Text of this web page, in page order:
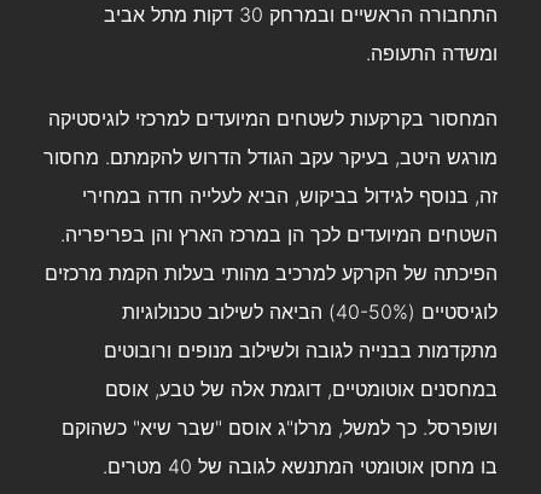
התחבורה הראשיים ובמרחק 30 דקות מתל אביב
ומשדה התעופה.
המחסור בקרקעות לשטחים המיועדים למרכזי לוגיסטיקה
מורגש היטב, בעיקר עקב הגודל הדרוש להקמתם. מחסור
זה, בנוסף לגידול בביקוש, הביא לעלייה חדה במחירי
השטחים המיועדים לכך הן במרכז הארץ והן בפריפריה.
הפיכתה של הקרקע למרכיב מהותי בעלות הקמת מרכזים
לוגיסטיים (40-50%) הביאה לשילוב טכנולוגיות
מתקדמות בבנייה לגובה ולשילוב מנופים ורובוטים
במחסנים אוטומטיים, דוגמת אלה של טבע, אוסם
ושופרסל. כך למשל, מרלו"ג אוסם "שבר שיא" כשהוקם
בו מחסן אוטומטי המתנשא לגובה של 40 מטרים.